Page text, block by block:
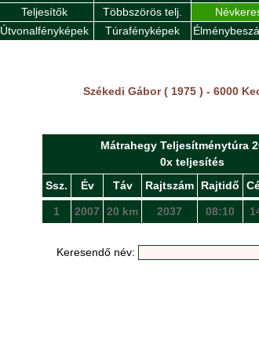
Teljesítők
Többszörös telj.
Útvonalfényképek
Túrafényképek
Székedi Gábor ( 1975 ) - 6000
Mátrahegy Teljesítménytúra
0x teljesítés
Ssz.
Év Táv Rajtszám Rajtidő
1 2007 20 km 2037 08:10
Keresendő név: